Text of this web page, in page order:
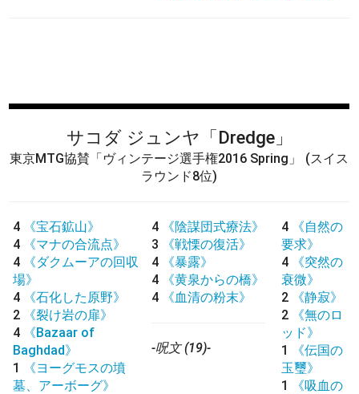
サコダ ジュンヤ 「Dredge」
東京MTG協賛「ヴィンテージ選手権2016 Spring」
(スイス
ラウンド8位)
4
《宝石鉱山》
4
《マナの合流点》
4
《ダクムーアの回収
場》
4
《石化した原野》
2
《裂け岩の扉》
4
《Bazaar of
Baghdad》
1
《ヨーグモスの墳
墓、アーボーグ》
4
《陰謀団式療法》
3
《戦慄の復活》
4
《暴露》
4
《黄泉からの橋》
4
《血清の粉末》
-呪文 (19)-
4
《自然の
要求》
4
《突然の
衰微》
2
《静寂》
2
《無のロ
ッド》
1
《伝国の
玉璽》
1
《吸血の